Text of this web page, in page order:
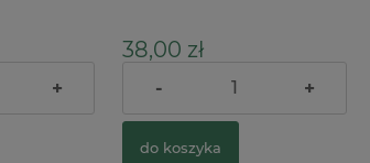
+
38,00 zł
- +
do koszyka